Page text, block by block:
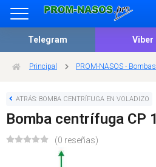
Telegram Viber
Principal PROM-NASOS - Bombas
ATRÁS: BOMBA CENTRÍFUGA EN VOLADIZO
Bomba centrífuga CP
(0 reseñas)